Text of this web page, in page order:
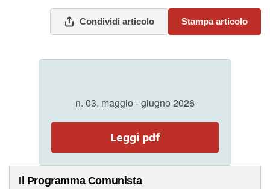
Condividi articolo Stampa articolo
n. 03, maggio - giugno 2026
Leggi pdf
Il Programma Comunista